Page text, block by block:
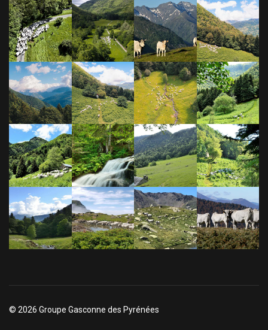
© 2026 Groupe Gasconne des Pyrénées